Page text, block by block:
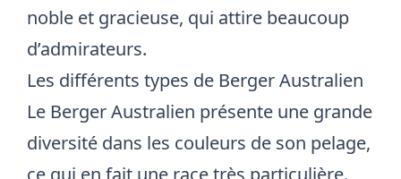
noble et gracieuse, qui attire beaucoup
d’admirateurs.
Les différents types de Berger Australien
Le Berger Australien présente une grande
diversité dans les couleurs de son pelage,